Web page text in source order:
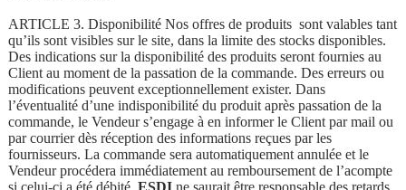
ARTICLE 3. Disponibilité Nos offres de produits sont valables tant
qu’ils sont visibles sur le site, dans la limite des stocks disponibles.
Des indications sur la disponibilité des produits seront fournies au
Client au moment de la passation de la commande. Des erreurs ou
modifications peuvent exceptionnellement exister. Dans
l’éventualité d’une indisponibilité du produit après passation de la
commande, le Vendeur s’engage à en informer le Client par mail ou
par courrier dès réception des informations reçues par les
fournisseurs. La commande sera automatiquement annulée et le
Vendeur procédera immédiatement au remboursement de l’acompte
si celui-ci a été débité. ESDIne saurait être responsable des retards